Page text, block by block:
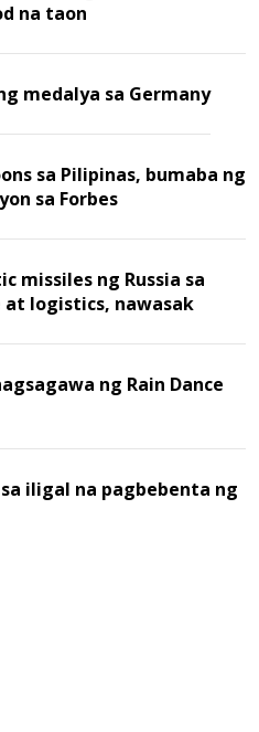
na taon
medalya sa Germany
sa Pilipinas, bumaba ng
sa Forbes
missiles ng Russia sa
at logistics, nawasak
ng Rain Dance
iligal na pagbebenta ng